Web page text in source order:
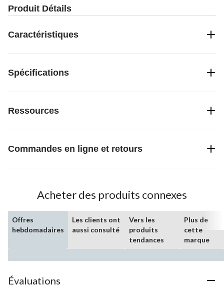
Produit Détails
Caractéristiques
Spécifications
Ressources
Commandes en ligne et retours
Acheter des produits connexes
Offres
hebdomadaires
Les clients ont
aussi consulté
Vers les
produits
tendances
Plus de
cette
marque
Évaluations